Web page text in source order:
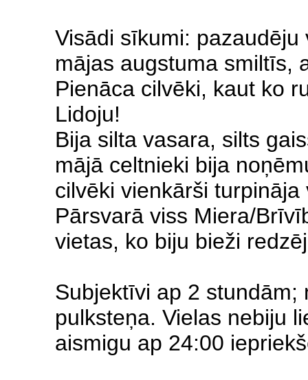
Visādi sīkumi:
mājas augstuma smiltīs,
Pienāca cilvēki, kaut ko
Lidoju!
Bija silta vasara, silts
mājā celtnieki bija
cilvēki vienkārši
Pārsvarā viss Miera/
vietas, ko biju bieži
Subjektīvi ap 2
pulksteņa. Vielas nebiju
aismigu ap 24:00